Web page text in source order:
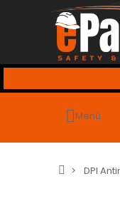
Menù
DPI